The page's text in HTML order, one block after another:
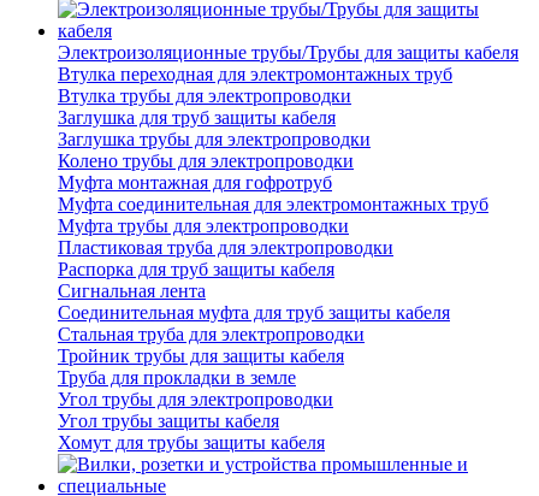
Электроизоляционные трубы/Трубы для защиты кабеля
Втулка переходная для электромонтажных труб
Втулка трубы для электропроводки
Заглушка для труб защиты кабеля
Заглушка трубы для электропроводки
Колено трубы для электропроводки
Муфта монтажная для гофротруб
Муфта соединительная для электромонтажных труб
Муфта трубы для электропроводки
Пластиковая труба для электропроводки
Распорка для труб защиты кабеля
Сигнальная лента
Соединительная муфта для труб защиты кабеля
Стальная труба для электропроводки
Тройник трубы для защиты кабеля
Труба для прокладки в земле
Угол трубы для электропроводки
Угол трубы защиты кабеля
Хомут для трубы защиты кабеля